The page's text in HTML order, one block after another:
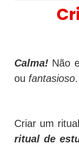
Calma! Não
ou fantasioso.
Criar um
ritual de